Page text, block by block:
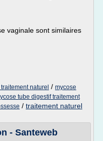
vaginale sont similaires
naturel / mycose
tube digestif traitement
/ traitement naturel
- Santeweb